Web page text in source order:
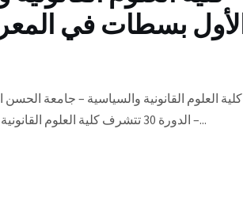
الأول بسطات في
كلية العلوم القانونية والسياسية – جامعة
– الدورة 30 تتشرف كلية العلوم القانونية والسياسية بسطات بالإعلان عن مشاركتها في فعاليات...